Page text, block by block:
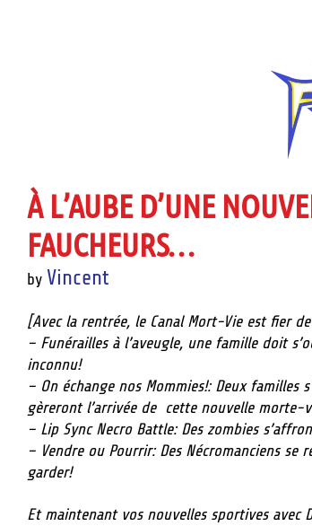
À L’AUBE D’UNE
FAUCHEURS…
by Vincent
[Avec la rentrée, le Canal Mort-Vie est fier
– Funérailles à l’aveugle, une famille doit
inconnu!
– On échange nos Mommies!: Deux familles
gèreront l’arrivée de cette nouvelle morte-
– Lip Sync Necro Battle: Des zombies
– Vendre ou Pourrir: Des Nécromanciens
garder!
Et maintenant vos nouvelles sportives avec